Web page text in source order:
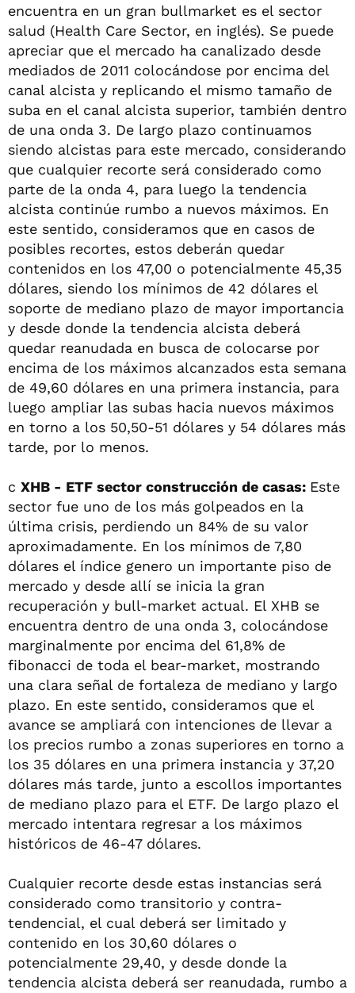
encuentra en un gran bullmarket es el sector
salud (Health Care Sector, en inglés). Se puede
apreciar que el mercado ha canalizado desde
mediados de 2011 colocándose por encima del
canal alcista y replicando el mismo tamaño de
suba en el canal alcista superior, también dentro
de una onda 3. De largo plazo continuamos
siendo alcistas para este mercado, considerando
que cualquier recorte será considerado como
parte de la onda 4, para luego la tendencia
alcista continúe rumbo a nuevos máximos. En
este sentido, consideramos que en casos de
posibles recortes, estos deberán quedar
contenidos en los 47,00 o potencialmente 45,35
dólares, siendo los mínimos de 42 dólares el
soporte de mediano plazo de mayor importancia
y desde donde la tendencia alcista deberá
quedar reanudada en busca de colocarse por
encima de los máximos alcanzados esta semana
de 49,60 dólares en una primera instancia, para
luego ampliar las subas hacia nuevos máximos
en torno a los 50,50-51 dólares y 54 dólares más
tarde, por lo menos.
c XHB - ETF sector construcción de casas: Este
sector fue uno de los más golpeados en la
última crisis, perdiendo un 84% de su valor
aproximadamente. En los mínimos de 7,80
dólares el índice genero un importante piso de
mercado y desde allí se inicia la gran
recuperación y bull-market actual. El XHB se
encuentra dentro de una onda 3, colocándose
marginalmente por encima del 61,8% de
fibonacci de toda el bear-market, mostrando
una clara señal de fortaleza de mediano y largo
plazo. En este sentido, consideramos que el
avance se ampliará con intenciones de llevar a
los precios rumbo a zonas superiores en torno a
los 35 dólares en una primera instancia y 37,20
dólares más tarde, junto a escollos importantes
de mediano plazo para el ETF. De largo plazo el
mercado intentara regresar a los máximos
históricos de 46-47 dólares.
Cualquier recorte desde estas instancias será
considerado como transitorio y contra-
tendencial, el cual deberá ser limitado y
contenido en los 30,60 dólares o
potencialmente 29,40, y desde donde la
tendencia alcista deberá ser reanudada, rumbo a